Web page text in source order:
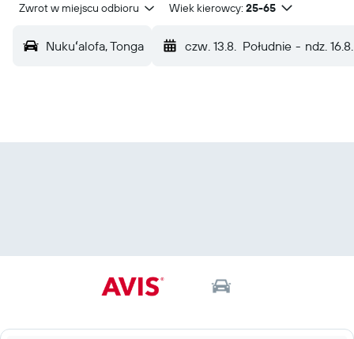
Zwrot w miejscu odbioru Wiek kierowcy: 25-65
Nukuʻalofa, Tonga czw. 13.8. Południe - ndz. 16.8.